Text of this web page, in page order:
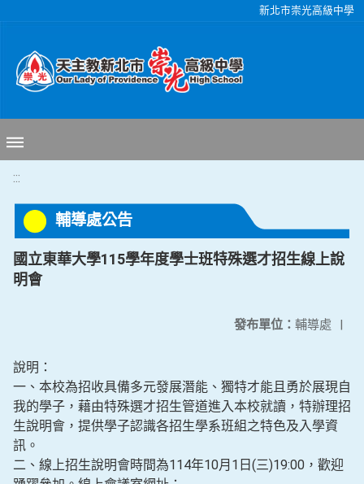
新北市崇光高級中學
:::
輔導處公告
國立東華大學115學年度學士班特殊選才招生線上說
明會
發布單位： 輔導處 |
說明：
一、本校為招收具備多元發展潛能、獨特才能且勇於展現自
我的學子，藉由特殊選才招生管道進入本校就讀，特辦理招
生說明會，提供學子認識各招生學系班組之特色及入學資
訊。
二、線上招生說明會時間為114年10月1日(三)19:00，歡迎